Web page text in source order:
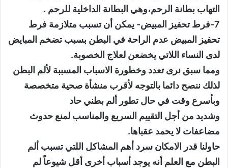
التهاب بطانة الرحم،وهي البطانة الداخلية للرحم .
7-فرط تحفيز المبيض- يمكن أن تسبب متلازمة فرط
تحفيز المبيض عدم الراحة في البطن بسبب تضخم المبايض
لدى النساء اللاتي يخضعن لعلاج الخصوبة.
ومما سبق نرى تعدد وخطورة الاسباب المسببة لألم البطن
لذلك ننصح دائما بالتوجه لأقرب منشأة صحية متخصصة
وبأسرع وقت في حال تطور ألم بطني حاد
وشديد من أجل التقييم السريع والمناسب لمنع حدوث
مضاعفات لا يحمد عقباها.
حاولنا قدر الامكان سرد أهم المشاكل اللتي تسبب ألم
البطن مع العلم أنه يوجد أسباب أخرى أقل شيوعاً لم